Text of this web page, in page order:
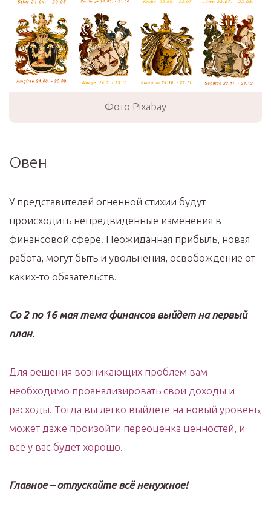
Фото Pixabay
Овен
У представителей огненной стихии будут
происходить непредвиденные изменения в
финансовой сфере. Неожиданная прибыль, новая
работа, могут быть и увольнения, освобождение от
каких-то обязательств.
Со 2 по 16 мая тема финансов выйдет на первый
план.
Для решения возникающих проблем вам
необходимо проанализировать свои доходы и
расходы. Тогда вы легко выйдете на новый уровень,
может даже произойти переоценка ценностей, и
всё у вас будет хорошо.
Главное – отпускайте всё ненужное!